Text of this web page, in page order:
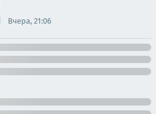
Вчера, 21:06